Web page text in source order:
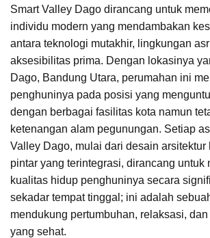
Smart Valley Dago dirancang untuk
individu modern yang mendambakan
antara teknologi mutakhir, lingkungan
aksesibilitas prima. Dengan lokasinya
Dago, Bandung Utara, perumahan ini
penghuninya pada posisi yang
dengan berbagai fasilitas kota namun
ketenangan alam pegunungan. Setiap
Valley Dago, mulai dari desain arsitektur
pintar yang terintegrasi, dirancang untuk
kualitas hidup penghuninya secara
sekadar tempat tinggal; ini adalah
mendukung pertumbuhan, relaksasi, dan
yang sehat.